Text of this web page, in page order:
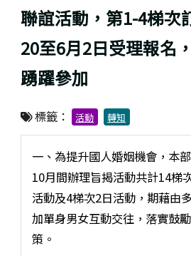
聯誼活動，第1-4梯次
20至6月2日受理報名
踴躍參加
標籤： 活動 轉知
一、為提升國人婚姻機會，本
10月間辦理旨揭活動共計14梯
活動及4梯次2日活動，期藉由
加單身男女互動交往，落實鼓
策。